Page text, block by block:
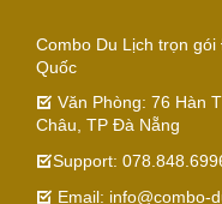
Combo Du Lịch trọn
Quốc
Văn Phòng: 76 Hàn
Châu, TP Đà Nẵng
Support:
Email: info@combo-